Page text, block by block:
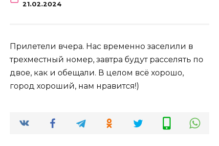
21.02.2024
Прилетели вчера. Нас временно заселили в
трехместный номер, завтра будут расселять по
двое, как и обещали. В целом всё хорошо,
город хороший, нам нравится!)